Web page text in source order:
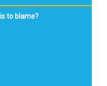
to blame?